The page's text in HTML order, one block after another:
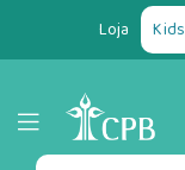
Loja Kids